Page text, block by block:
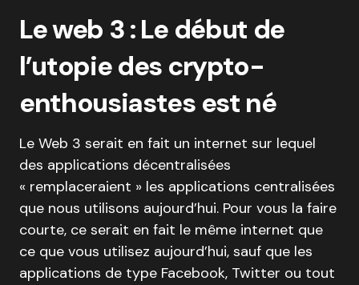
Le web 3 : Le début de
l’utopie des crypto-
enthousiastes est né
Le Web 3 serait en fait un internet sur lequel
des applications décentralisées
« remplaceraient » les applications centralisées
que nous utilisons aujourd’hui. Pour vous la faire
courte, ce serait en fait le même internet que
ce que vous utilisez aujourd’hui, sauf que les
applications de type Facebook, Twitter ou tout